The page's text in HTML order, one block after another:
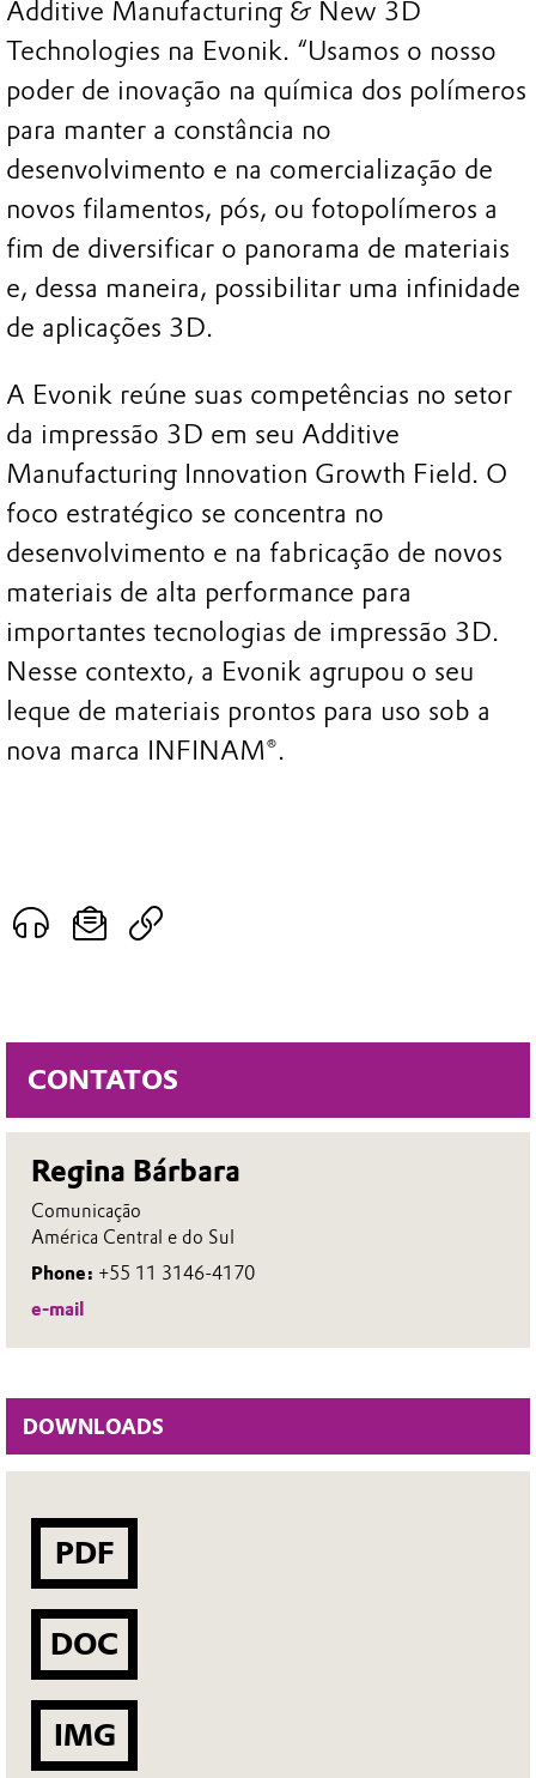
CONTATOS
Regina Bárbara
Comunicação
América Central e do Sul
Phone: +55 11 3146-4170
e-mail
DOWNLOADS
PDF
DOC
IMG
Additive Manufacturing & New 3D
Technologies na Evonik. “Usamos o nosso
poder de inovação na química dos polímeros
para manter a constância no
desenvolvimento e na comercialização de
novos filamentos, pós, ou fotopolímeros a
fim de diversificar o panorama de materiais
e, dessa maneira, possibilitar uma infinidade
de aplicações 3D.
A Evonik reúne suas competências no setor
da impressão 3D em seu Additive
Manufacturing Innovation Growth Field. O
foco estratégico se concentra no
desenvolvimento e na fabricação de novos
materiais de alta performance para
importantes tecnologias de impressão 3D.
Nesse contexto, a Evonik agrupou o seu
leque de materiais prontos para uso sob a
nova marca INFINAM®.